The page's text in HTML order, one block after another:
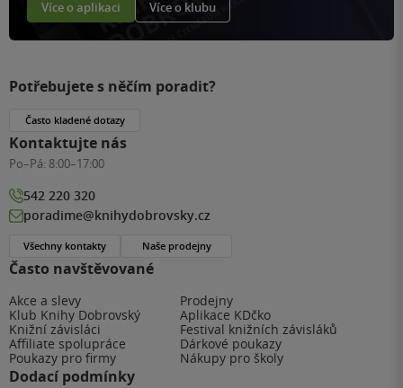
Více o aplikaci Více o klubu
Často navštěvované
Akce a slevy
Prodejny
Klub Knihy Dobrovský
Aplikace KDčko
Knižní závisláci
Festival knižních závisláků
Affiliate spolupráce
Dárkové poukazy
Poukazy pro firmy
Nákupy pro školy
Dodací podmínky
Potřebujete s něčím poradit?
Často kladené dotazy
Kontaktujte nás
Po–Pá: 8:00–17:00
542 220 320
poradime@knihydobrovsky.cz
Všechny kontakty Naše prodejny